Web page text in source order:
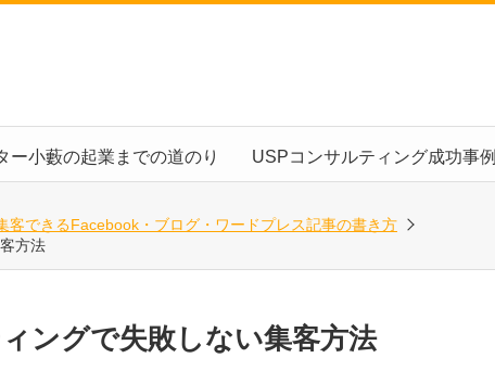
ー小藪の起業までの道のり USPコンサルティング成功事例
客できるFacebook・ブログ・ワードプレス記事の書き方
方法
ングで失敗しない集客方法